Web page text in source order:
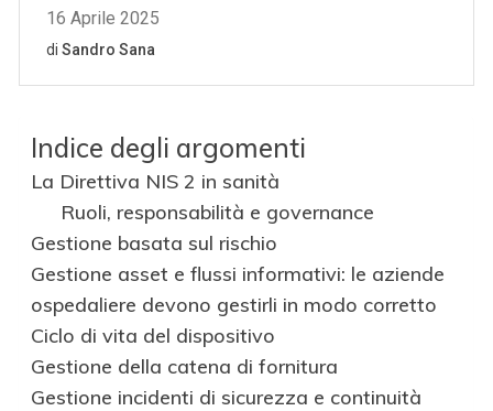
Indice degli argomenti
La Direttiva NIS 2 in sanità
Ruoli, responsabilità e governance
Gestione basata sul rischio
Gestione asset e flussi informativi: le aziende
ospedaliere devono gestirli in modo corretto
Ciclo di vita del dispositivo
Gestione della catena di fornitura
Gestione incidenti di sicurezza e continuità